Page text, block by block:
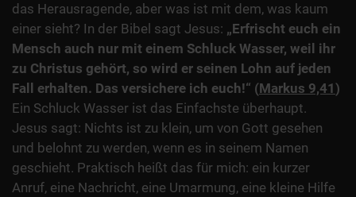
das Herausragende, aber was ist mit dem, was kaum
einer sieht? In der Bibel sagt Jesus: „Erfrischt euch ein
Mensch auch nur mit einem Schluck Wasser, weil ihr
zu Christus gehört, so wird er seinen Lohn auf jeden
Fall erhalten. Das versichere ich euch!“ (Markus 9,41 )
Ein Schluck Wasser ist das Einfachste überhaupt.
Jesus sagt: Nichts ist zu klein, um von Gott gesehen
und belohnt zu werden, wenn es in seinem Namen
geschieht. Praktisch heißt das für mich: ein kurzer
Anruf, eine Nachricht, eine Umarmung, eine kleine Hilfe